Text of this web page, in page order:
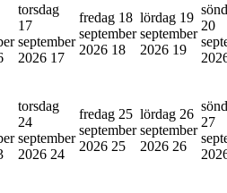
torsdag
17
september
2026 17
fredag 18
september
2026 18
lördag 19
september
2026 19
20
torsdag
24
september
2026 24
fredag 25
september
2026 25
lördag 26
september
2026 26
27